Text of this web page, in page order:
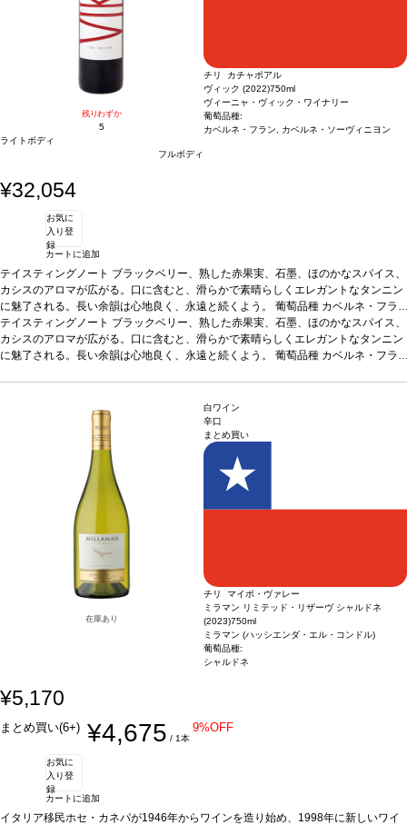
ベック 33%、シラー 25%、カベルネ・ソーヴィニヨン 21%、プティ・ヴェルド
9%、ムールヴェードル 7%、グルナッシュ 5%
残りわずか
5
ライトボディ
フルボディ
チリ カチャポアル
ヴィック (2022)750ml
ヴィーニャ・ヴィック・ワイナリー
葡萄品種:
カベルネ・フラン, カベルネ・ソーヴィニヨン
¥32,054
お気に
入り登
録
カートに追加
テイスティングノート ブラックベリー、熟した赤果実、石墨、ほのかなスパイス、
カシスのアロマが広がる。口に含むと、滑らかで素晴らしくエレガントなタンニン
に魅了される。長い余韻は心地良く、永遠と続くよう。 葡萄品種 カベルネ・フラ
ン 79%、カベルネ・ソーヴィニヨン 21%*本ヴィンテージが在庫切れの場合、在庫
があり価格が同様の場合は自動的に次のヴィンテージに変更されます、ご了承くだ
さい。
テイスティングノート ブラックベリー、熟した赤果実、石墨、ほのかなスパイス、
カシスのアロマが広がる。口に含むと、滑らかで素晴らしくエレガントなタンニン
に魅了される。長い余韻は心地良く、永遠と続くよう。 葡萄品種 カベルネ・フラ
在庫あり
白ワイン
辛口
まとめ買い
チリ マイポ・ヴァレー
ミラマン リミテッド・リザーヴ シャルドネ
(2023)750ml
ミラマン (ハッシエンダ・エル・コンドル)
葡萄品種:
シャルドネ
¥5,170
まとめ買い(6+) ¥4,675 / 1本
9%OFF
お気に
入り登
録
カートに追加
イタリア移民ホセ・カネパが1946年からワインを造り始め、1998年に新しいワイ